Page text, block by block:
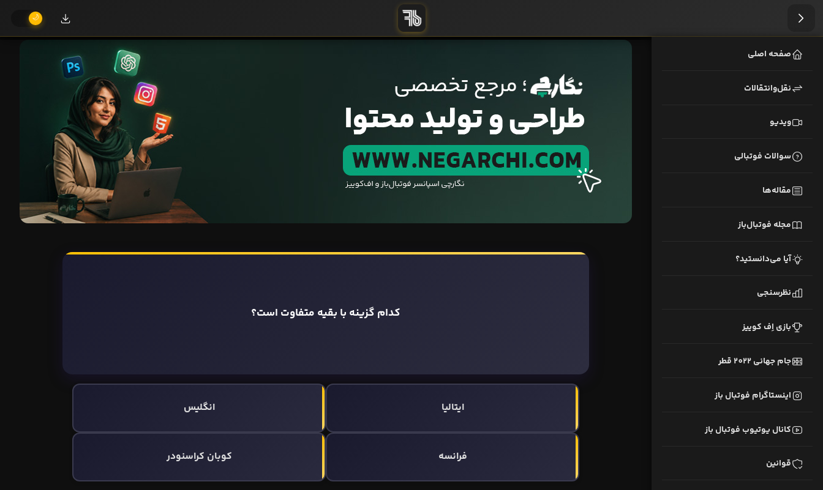
صفحه اصلی
نقل‌وانتقالات
ویدیو
سوالات فوتبالی
مقاله‌ها
مجله فوتبال‌باز
آیا می‌دانستید؟
نظرسنجی
بازی اِف کوییز
جام جهانی 2022 قطر
اینستاگرام فوتبال باز
کانال یوتیوب فوتبال باز
قوانین
کدام گزینه با بقیه متفاوت است؟
ایتالیا انگلیس
فرانسه کوبان کراسنودر